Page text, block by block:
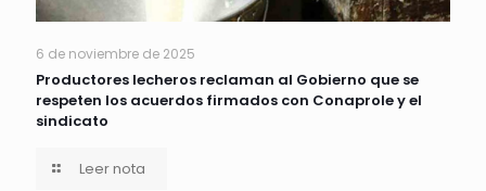
6 de noviembre de 2025
Productores lecheros reclaman al Gobierno que se
respeten los acuerdos firmados con Conaprole y el
sindicato
Leer nota